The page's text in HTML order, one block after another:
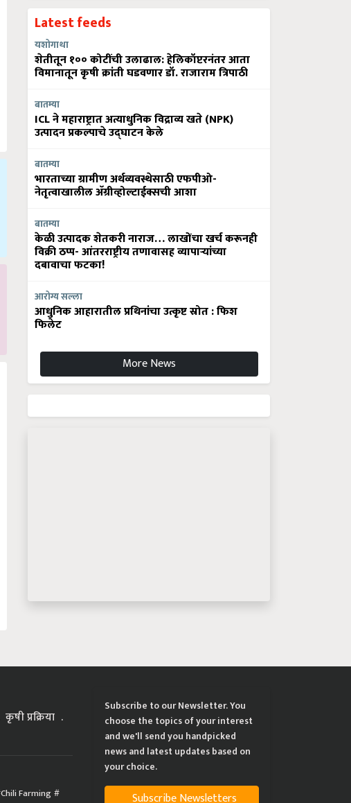
Latest feeds
यशोगाथा
शेतीतून १०० कोटींची उलाढाल: हेलिकॉप्टरनंतर आता
विमानातून कृषी क्रांती घडवणार डॉ. राजाराम त्रिपाठी
बातम्या
ICL ने महाराष्ट्रात अत्याधुनिक विद्राव्य खते (NPK)
उत्पादन प्रकल्पाचे उद्घाटन केले
बातम्या
भारताच्या ग्रामीण अर्थव्यवस्थेसाठी एफपीओ-
नेतृत्वाखालील अ‍ॅग्रीव्होल्टाईक्सची आशा
बातम्या
केळी उत्पादक शेतकरी नाराज… लाखोंचा खर्च करूनही
विक्री ठप्प- आंतरराष्ट्रीय तणावासह व्यापाऱ्यांच्या
दबावाचा फटका!
आरोग्य सल्ला
आधुनिक आहारातील प्रथिनांचा उत्कृष्ट स्रोत : फिश
फिलेट
More News
कृषी प्रक्रिया
Chili Farming
Subscribe to our Newsletter. You
choose the topics of your interest
and we'll send you handpicked
news and latest updates based on
your choice.
Subscribe Newsletters